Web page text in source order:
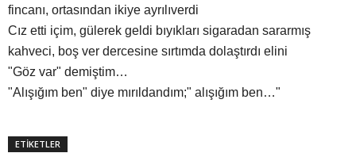
fincanı, ortasından ikiye ayrılıverdi
Cız etti içim, gülerek geldi bıyıkları sigaradan sararmış
kahveci, boş ver dercesine sırtımda dolaştırdı elini
"Göz var" demiştim…
"Alışığım ben" diye mırıldandım;" alışığım ben…"
ETİKETLER